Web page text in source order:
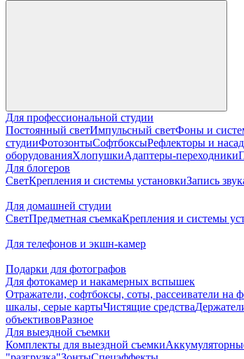
Для профессиональной студии
Постоянный светИмпульсный светФоны и
студииФотозонтыСофтбоксыРефлекторы и
оборудованияХлопушкиАдаптеры-переходники
Для блогеров
СветКрепления и системы установкиЗапись
Для домашней студии
СветПредметная съемкаКрепления и системы
Для телефонов и экшн-камер
Подарки для фотографов
Для фотокамер и накамерных вспышек
Отражатели, софтбоксы, соты, рассеиватели на
шкалы, серые картыЧистящие средства
объективовРазное
Для выездной съемки
Комплекты для выездной съемки